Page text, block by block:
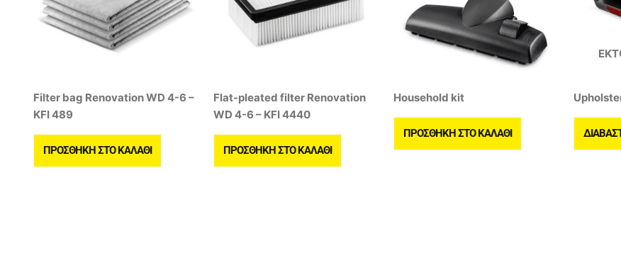
Filter bag Renovation WD 4-6 –
KFI 489
ΠΡΟΣΘΉΚΗ ΣΤΟ ΚΑΛΆΘΙ
Flat-pleated filter Renovation
WD 4-6 – KFI 4440
ΠΡΟΣΘΉΚΗ ΣΤΟ ΚΑΛΆΘΙ
Household kit
ΠΡΟΣΘΉΚΗ ΣΤΟ ΚΑΛΆΘΙ